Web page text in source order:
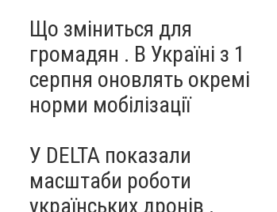
Що зміниться для
громадян . В Україні з 1
серпня оновлять окремі
норми мобілізації
У DELTA показали
масштаби роботи
українських дронів .